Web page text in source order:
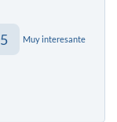
5 Muy interesante